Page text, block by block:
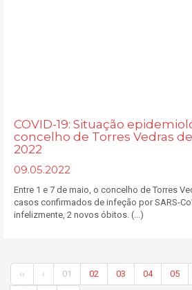
COVID-19: Situação
concelho de Torres Vedras
2022
09.05.2022
Entre 1 e 7 de maio, o concelho de Torres
casos confirmados de infeção por SARS-
infelizmente, 2 novos óbitos. (...)
‹‹ ‹ 01 02 03 04 05